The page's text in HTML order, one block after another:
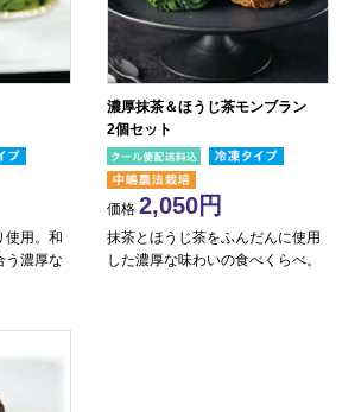
使用。和
う濃厚な
濃厚抹茶＆ほうじ茶モンブラン
2個セット
価格 2,050
抹茶とほうじ茶をふんだんに使用
した濃厚な味わいの食べくらべ。